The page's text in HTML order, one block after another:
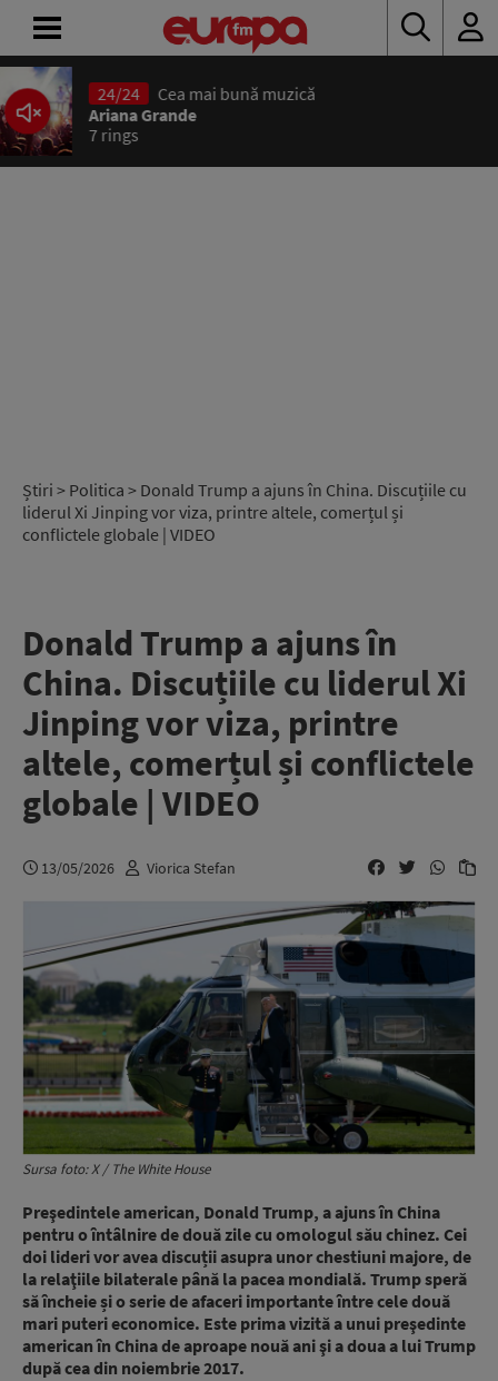
Știri > Politica > Donald Trump a ajuns în China. Discuțiile cu
liderul Xi Jinping vor viza, printre altele, comerțul și
conflictele globale | VIDEO
Donald Trump a ajuns în
China. Discuțiile cu liderul Xi
Jinping vor viza, printre
altele, comerțul și conflictele
globale | VIDEO
13/05/2026 Viorica Stefan
Sursa foto: X / The White House
Preşedintele american, Donald Trump, a ajuns în China
pentru o întâlnire de două zile cu omologul său chinez. Cei
doi lideri vor avea discuții asupra unor chestiuni majore, de
la relaţiile bilaterale până la pacea mondială. Trump speră
să încheie și o serie de afaceri importante între cele două
mari puteri economice. Este prima vizită a unui preşedinte
american în China de aproape nouă ani şi a doua a lui Trump
după cea din noiembrie 2017.
ACASĂ
ȘTIRI